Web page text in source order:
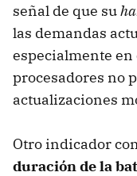
señal de que su
las demandas
especialmente en
procesadores no
actualizaciones
Otro indicador
duración de la